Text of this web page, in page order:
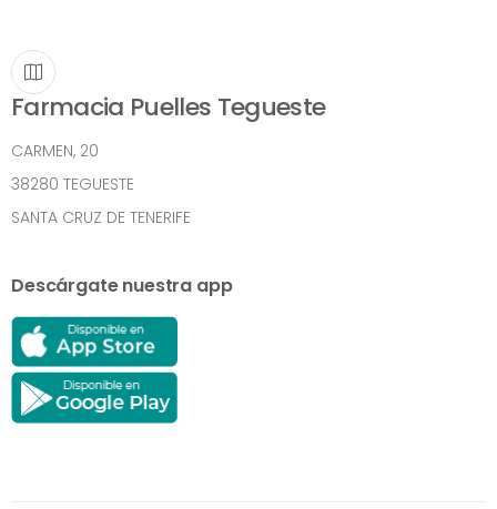
Farmacia Puelles Tegueste
CARMEN, 20
38280 TEGUESTE
SANTA CRUZ DE TENERIFE
Descárgate nuestra app